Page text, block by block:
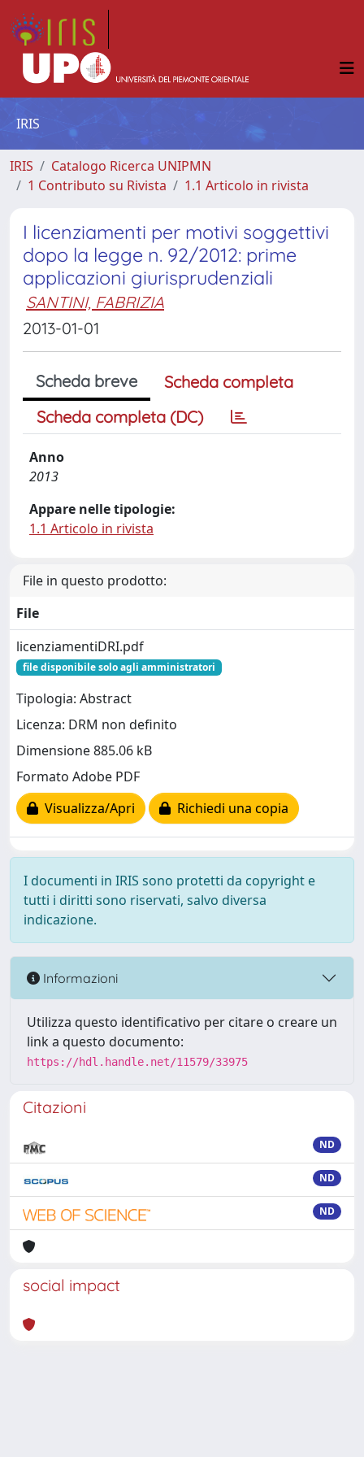
IRIS
IRIS
Catalogo Ricerca UNIPMN
1 Contributo su Rivista
1.1 Articolo in rivista
I licenziamenti per motivi soggettivi
dopo la legge n. 92/2012: prime
applicazioni giurisprudenziali
SANTINI, FABRIZIA
2013-01-01
Scheda breve
Scheda completa
Scheda completa (DC)
Anno
2013
Appare nelle tipologie:
1.1 Articolo in rivista
File in questo prodotto:
File
licenziamentiDRI.pdf
file disponibile solo agli amministratori
Tipologia: Abstract
Licenza: DRM non definito
Dimensione 885.06 kB
Formato Adobe PDF
Visualizza/Apri
Richiedi una copia
I documenti in IRIS sono protetti da copyright e
tutti i diritti sono riservati, salvo diversa
indicazione.
Informazioni
Utilizza questo identificativo per citare o creare un
link a questo documento:
https://hdl.handle.net/11579/33975
Citazioni
ND
ND
ND
social impact